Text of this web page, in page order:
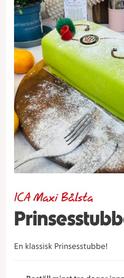
ICA Maxi Bålsta
En klassisk Prinsesstubbe!